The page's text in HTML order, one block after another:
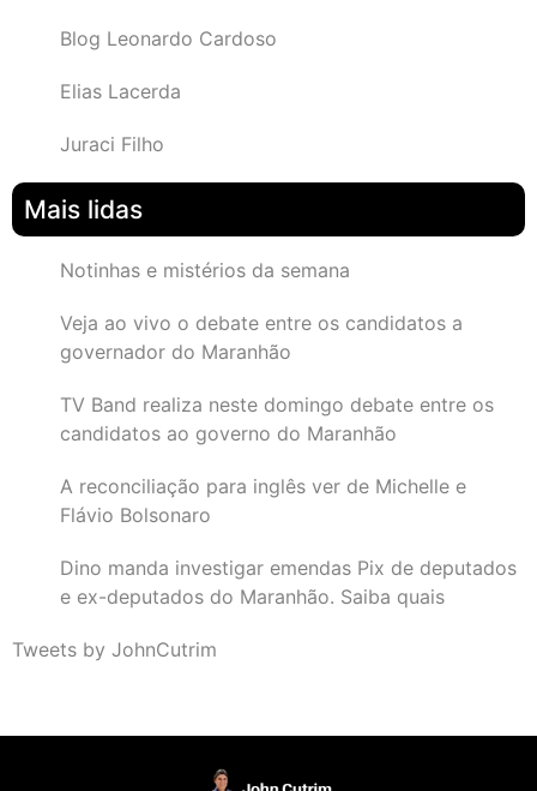
Blog Leonardo Cardoso
Elias Lacerda
Juraci Filho
Mais lidas
Notinhas e mistérios da semana
Veja ao vivo o debate entre os candidatos a
governador do Maranhão
TV Band realiza neste domingo debate entre os
candidatos ao governo do Maranhão
A reconciliação para inglês ver de Michelle e
Flávio Bolsonaro
Dino manda investigar emendas Pix de deputados
e ex-deputados do Maranhão. Saiba quais
Tweets by JohnCutrim